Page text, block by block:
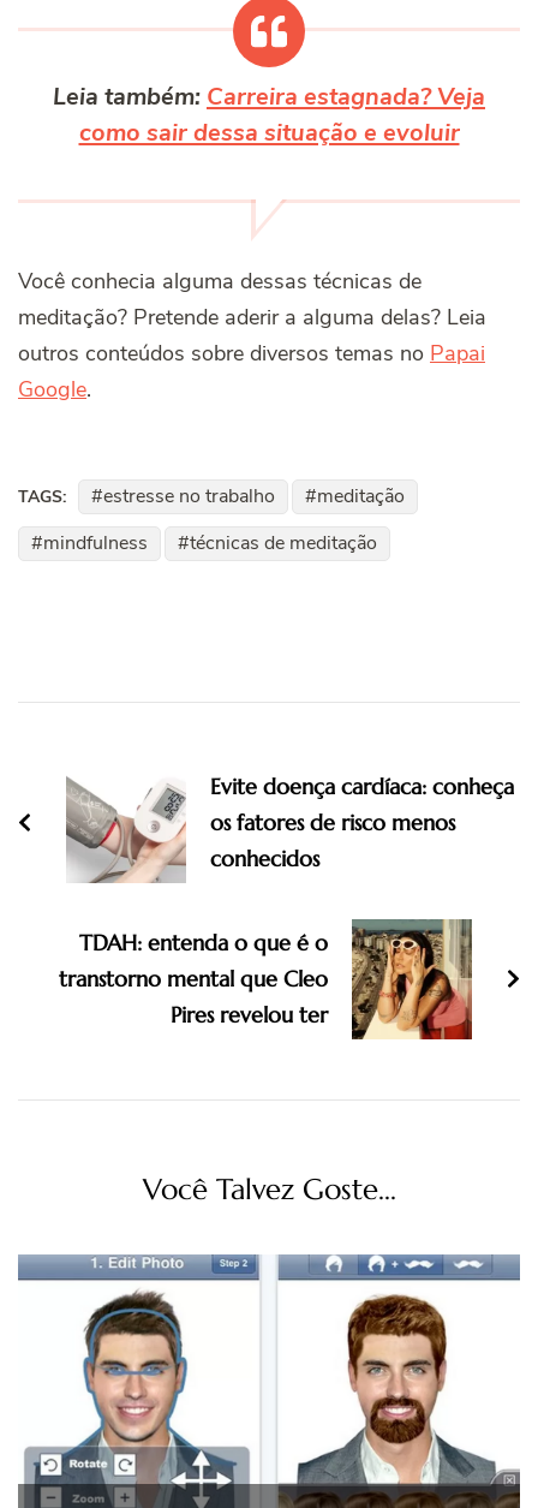
Leia também: Carreira estagnada? Veja
como sair dessa situação e evoluir
Você conhecia alguma dessas técnicas de
meditação? Pretende aderir a alguma delas? Leia
outros conteúdos sobre diversos temas no Papai
Google.
TAGS: estresse no trabalho
meditação
mindfulness
técnicas de meditação
Navigation
Evite doença cardíaca: conheça
os fatores de risco menos
conhecidos
TDAH: entenda o que é o
transtorno mental que Cleo
Pires revelou ter
Você Talvez Goste...